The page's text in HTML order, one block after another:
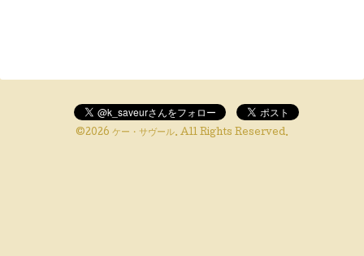
©2026 ケー・サヴール. All Rights Reserved.